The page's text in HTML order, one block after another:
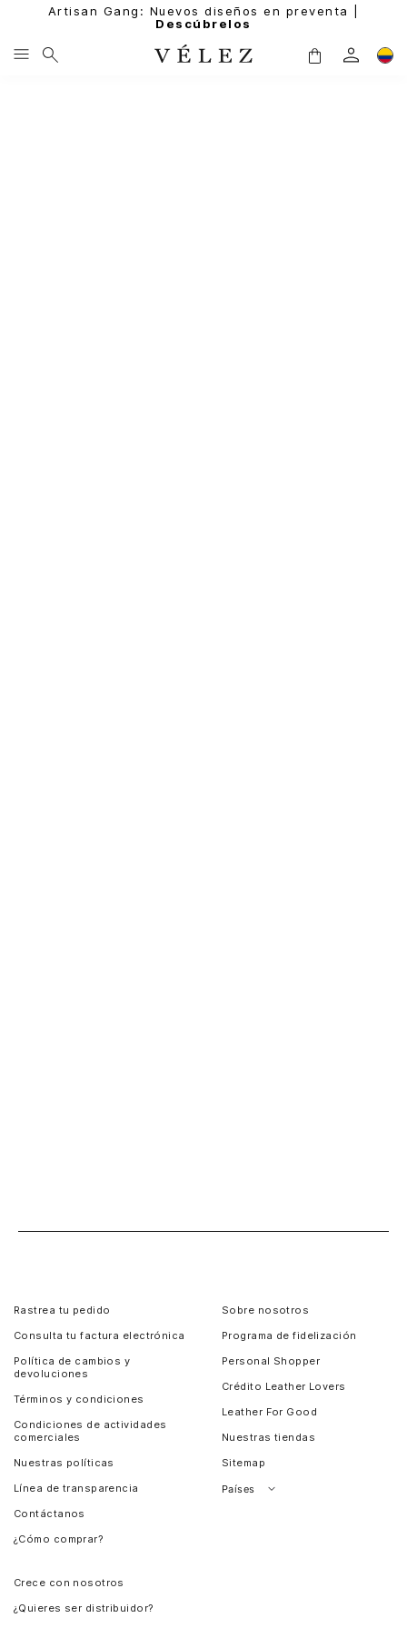
Artisan Gang: Nuevos diseños en preventa |
Descúbrelos
Rastrea tu pedido
Consulta tu factura electrónica
Política de cambios y
devoluciones
Términos y condiciones
Condiciones de actividades
comerciales
Nuestras políticas
Línea de transparencia
Contáctanos
¿Cómo comprar?
Sobre nosotros
Programa de fidelización
Personal Shopper
Crédito Leather Lovers
Leather For Good
Nuestras tiendas
Sitemap
Países
Crece con nosotros
¿Quieres ser distribuidor?